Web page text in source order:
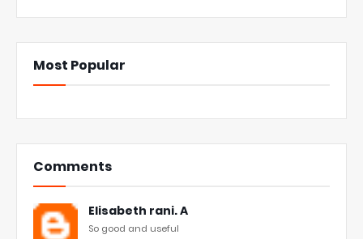
Most Popular
Comments
Elisabeth rani. A
So good and useful